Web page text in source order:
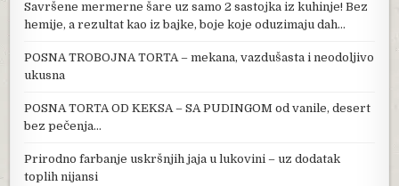
Savršene mermerne šare uz samo 2 sastojka iz kuhinje! Bez
hemije, a rezultat kao iz bajke, boje koje oduzimaju dah…
POSNA TROBOJNA TORTA – mekana, vazdušasta i neodoljivo
ukusna
POSNA TORTA OD KEKSA – SA PUDINGOM od vanile, desert
bez pečenja…
Prirodno farbanje uskršnjih jaja u lukovini – uz dodatak
toplih nijansi